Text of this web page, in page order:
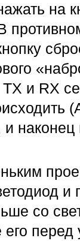
на
и RX
и
и
со
его